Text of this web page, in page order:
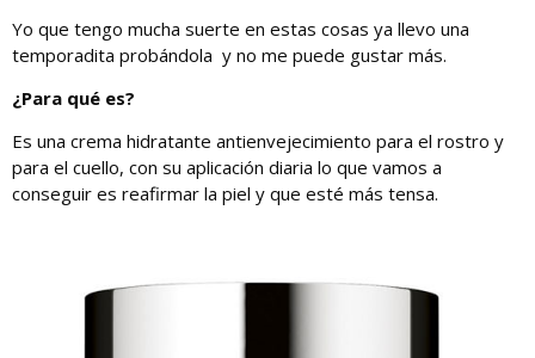
Yo que tengo mucha suerte en estas cosas ya llevo una
temporadita probándola y no me puede gustar más.
¿Para qué es?
Es una crema hidratante antienvejecimiento para el rostro y
para el cuello, con su aplicación diaria lo que vamos a
conseguir es reafirmar la piel y que esté más tensa.